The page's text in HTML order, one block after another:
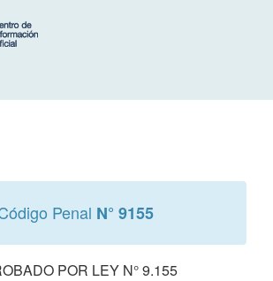
Penal N° 9155
POR LEY N° 9.155